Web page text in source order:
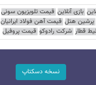
بازی آنلاین قیمت تلویزیون سونی
پرشین هتل قیمت آهن فولاد ایرانیان
قطار شرکت رادوکو قیمت پروفیل
نسخه دسکتاپ